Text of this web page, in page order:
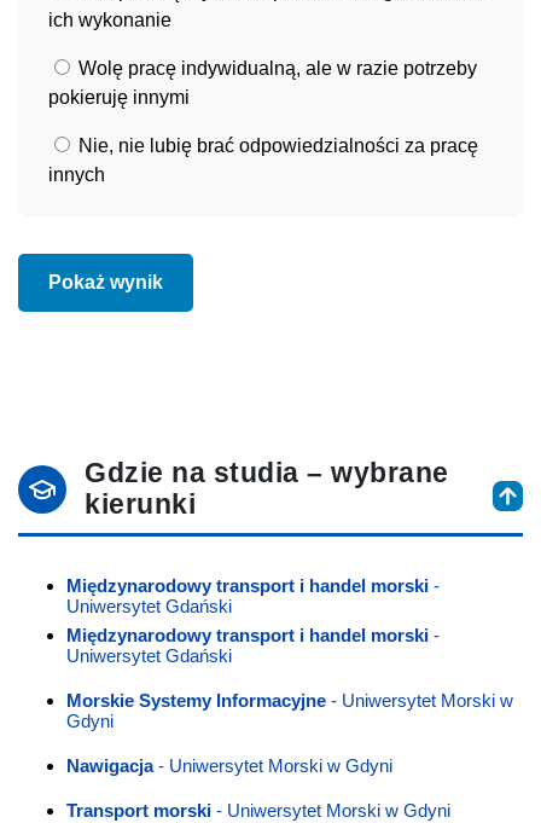
ich wykonanie
Wolę pracę indywidualną, ale w razie potrzeby
pokieruję innymi
Nie, nie lubię brać odpowiedzialności za pracę
innych
Pokaż wynik
Gdzie na studia – wybrane
kierunki
Międzynarodowy transport i handel morski -
Uniwersytet Gdański
Międzynarodowy transport i handel morski -
Uniwersytet Gdański
Morskie Systemy Informacyjne - Uniwersytet Morski w
Gdyni
Nawigacja- Uniwersytet Morski w Gdyni
Transport morski - Uniwersytet Morski w Gdyni